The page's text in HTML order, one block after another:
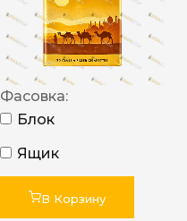
Фасовка:
Блок
Ящик
В Корзину